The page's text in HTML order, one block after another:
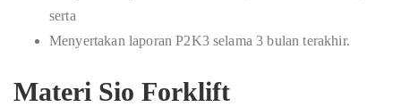
serta
Menyertakan laporan P2K3 selama 3 bulan terakhir.
Materi Sio Forklift